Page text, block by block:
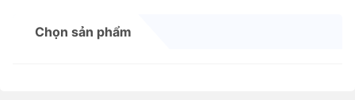
Chọn sản phẩm